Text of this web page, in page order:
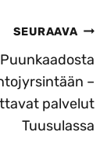
SEURAAVA
Puunkaadosta
–
palvelut
Tuusulassa